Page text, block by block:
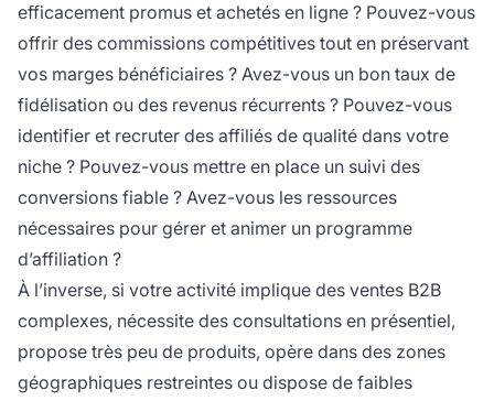
efficacement promus et achetés en ligne ? Pouvez-vous
offrir des commissions compétitives tout en préservant
vos marges bénéficiaires ? Avez-vous un bon taux de
fidélisation ou des revenus récurrents ? Pouvez-vous
identifier et recruter des affiliés de qualité dans votre
niche ? Pouvez-vous mettre en place un suivi des
conversions fiable ? Avez-vous les ressources
nécessaires pour gérer et animer un programme
d’affiliation ?
À l’inverse, si votre activité implique des ventes B2B
complexes, nécessite des consultations en présentiel,
propose très peu de produits, opère dans des zones
géographiques restreintes ou dispose de faibles